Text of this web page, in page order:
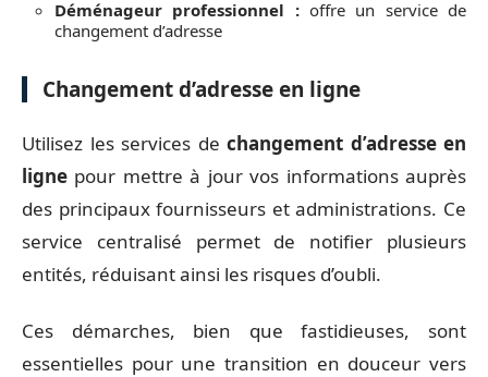
Déménageur professionnel :offre un service de
changement d’adresse
Changement d’adresse en ligne
Utilisez les services de changement d’adresse en
ligne pour mettre à jour vos informations auprès
des principaux fournisseurs et administrations. Ce
service centralisé permet de notifier plusieurs
entités, réduisant ainsi les risques d’oubli.
Ces démarches, bien que fastidieuses, sont
essentielles pour une transition en douceur vers